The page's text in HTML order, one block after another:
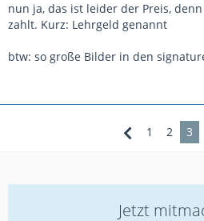
nun ja, das ist leider der Preis,
zahlt. Kurz: Lehrgeld genannt
btw: so große Bilder in den
1 2 3
Jetzt